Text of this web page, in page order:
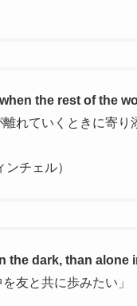
the rest of the
れていくときに寄り
ンチェル）
the dark, than alone
友と共に歩みたい」